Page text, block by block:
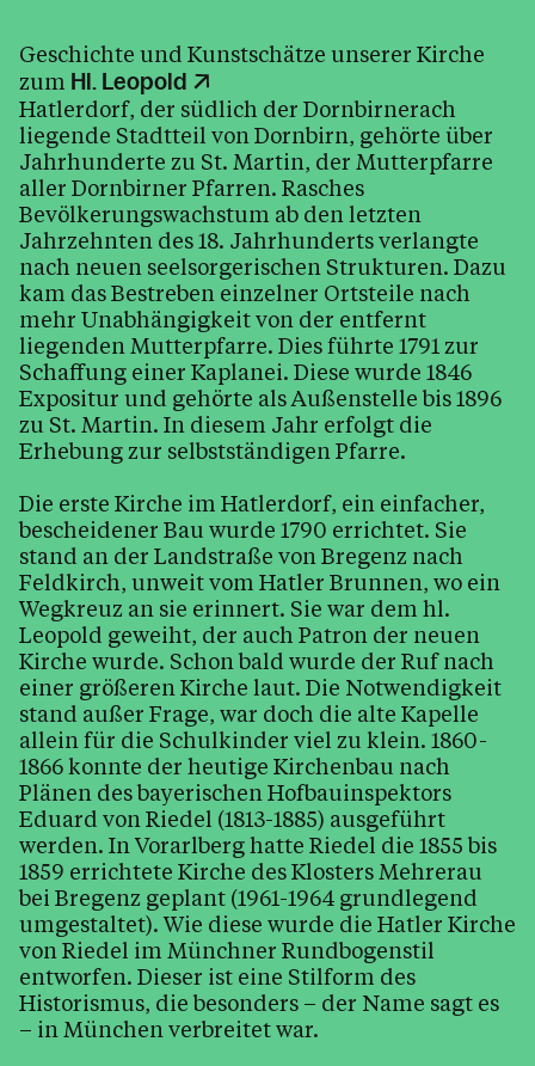
Kapelle Bürgle
Kapelle Mühlebach
Katharine-Drexel Kapelle
Pfarrheim/Vermietung
Fotogalerie
Kalender
Personen
Kontakt
Geschichte und Kunstschätze unserer Kirche
zum Hl. Leopold
Hatlerdorf, der südlich der Dornbirnerach
liegende Stadtteil von Dornbirn, gehörte über
Jahrhunderte zu St. Martin, der Mutterpfarre
aller Dornbirner Pfarren. Rasches
Bevölkerungswachstum ab den letzten
Jahrzehnten des 18. Jahrhunderts verlangte
nach neuen seelsorgerischen Strukturen. Dazu
kam das Bestreben einzelner Ortsteile nach
mehr Unabhängigkeit von der entfernt
liegenden Mutterpfarre. Dies führte 1791 zur
Schaffung einer Kaplanei. Diese wurde 1846
Expositur und gehörte als Außenstelle bis 1896
zu St. Martin. In diesem Jahr erfolgt die
Erhebung zur selbstständigen Pfarre.
Die erste Kirche im Hatlerdorf, ein einfacher,
bescheidener Bau wurde 1790 errichtet. Sie
stand an der Landstraße von Bregenz nach
Feldkirch, unweit vom Hatler Brunnen, wo ein
Wegkreuz an sie erinnert. Sie war dem hl.
Leopold geweiht, der auch Patron der neuen
Kirche wurde. Schon bald wurde der Ruf nach
einer größeren Kirche laut. Die Notwendigkeit
stand außer Frage, war doch die alte Kapelle
allein für die Schulkinder viel zu klein. 1860-
1866 konnte der heutige Kirchenbau nach
Plänen des bayerischen Hofbauinspektors
Eduard von Riedel (1813-1885) ausgeführt
werden. In Vorarlberg hatte Riedel die 1855 bis
1859 errichtete Kirche des Klosters Mehrerau
bei Bregenz geplant (1961-1964 grundlegend
umgestaltet). Wie diese wurde die Hatler Kirche
von Riedel im Münchner Rundbogenstil
entworfen. Dieser ist eine Stilform des
Historismus, die besonders – der Name sagt es
– in München verbreitet war.